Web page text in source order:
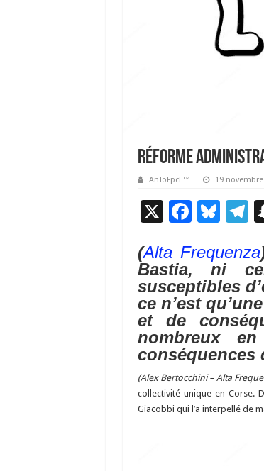
Réforme
AnToFpcL™ 19 novembre
X F
e
b
o
o
k
Bl
es
ky
T
e
a
(Alta Frequenza
Bastia, ni
susceptibles
ce n’est
et de
nombreux
conséquences
(Alex Bertocchini – Alta
collectivité unique en Corse.
Giacobbi qui l’a interpellé de